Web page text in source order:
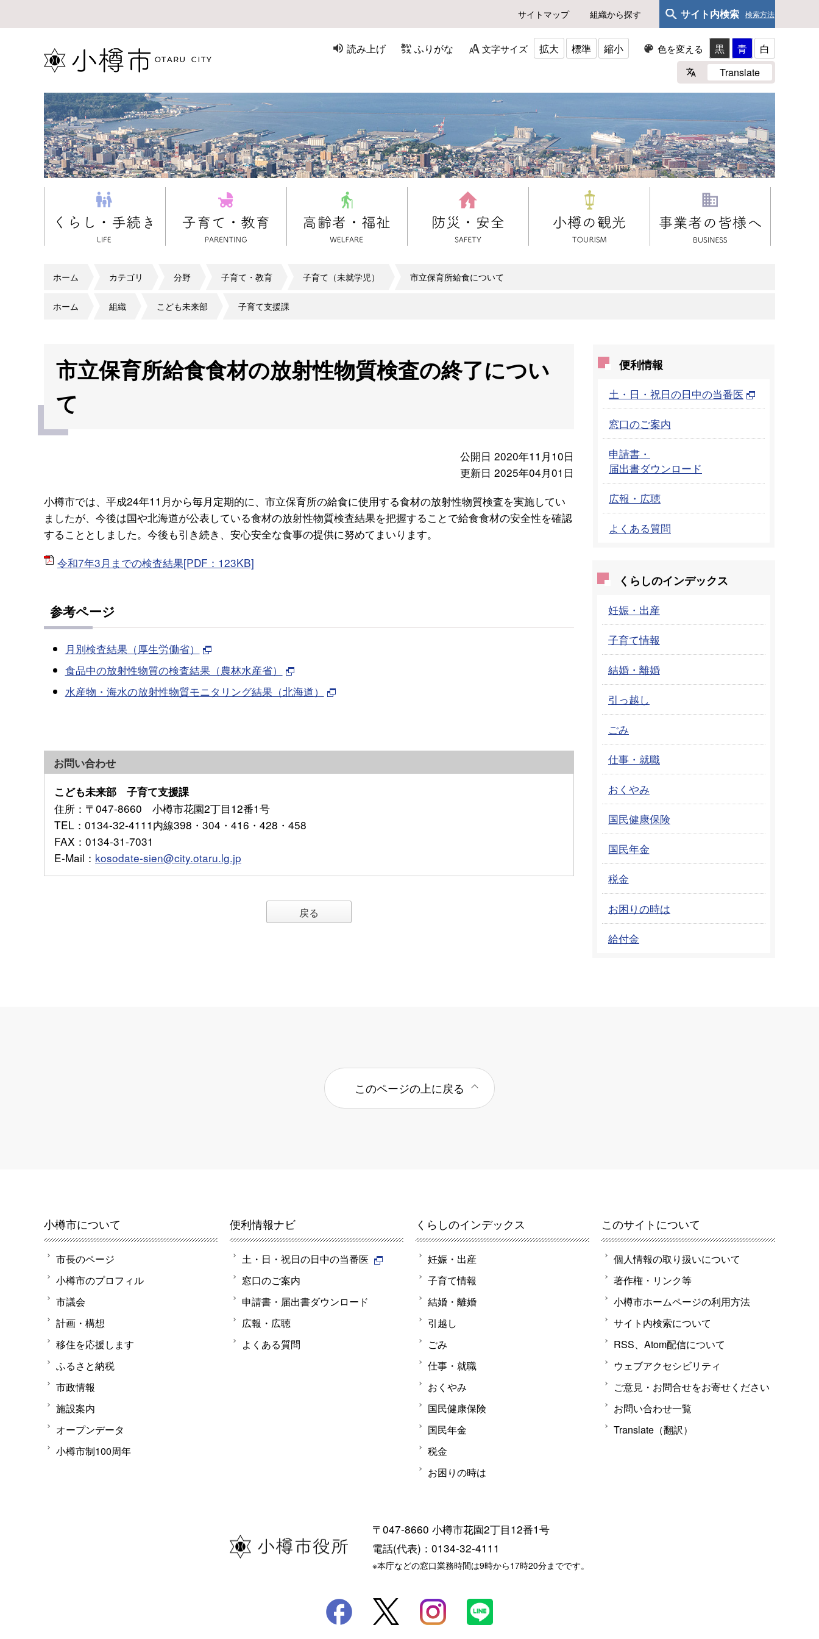
サイトマップ 組織から探す サイト内検索 検索方法
読み上げ ふりがな 文字サイズ 拡大 標準 縮小 色を変える 黒 青
白
Translate
ホーム カテゴリ 分野 子育て・教育 子育て（未就学児） 市立保育所給食について
ホーム 組織 こども未来部 子育て支援課
市立保育所給食食材の放射性物質検査の終了につい
て
公開日 2020年11月10日
更新日 2025年04月01日
小樽市では、平成24年11月から毎月定期的に、市立保育所の給食に使用する食材の放射性物質検査を実施してい
ましたが、今後は国や北海道が公表している食材の放射性物質検査結果を把握することで給食食材の安全性を確認
することとしました。今後も引き続き、安心安全な食事の提供に努めてまいります。
令和7年3月までの検査結果[PDF：123KB]
参考ページ
月別検査結果（厚生労働省）
食品中の放射性物質の検査結果（農林水産省）
水産物・海水の放射性物質モニタリング結果（北海道）
お問い合わせ
こども未来部 子育て支援課
住所 ：〒047-8660 小樽市花園2丁目12番1号
TEL ：0134-32-4111内線398・304・416・428・458
FAX ：0134-31-7031
E-Mail ： kosodate-sien@city.otaru.lg.jp
戻る
便利情報
土・日・祝日の日中の当番医
窓口のご案内
申請書・
届出書ダウンロード
広報・広聴
よくある質問
くらしのインデックス
妊娠・出産
子育て情報
結婚・離婚
引っ越し
ごみ
仕事・就職
おくやみ
国民健康保険
国民年金
税金
お困りの時は
給付金
このページの上に戻る
小樽市について
市長のページ
小樽市のプロフィル
市議会
計画・構想
移住を応援します
ふるさと納税
市政情報
施設案内
オープンデータ
小樽市制100周年
便利情報ナビ
土・日・祝日の日中の当番医
窓口のご案内
申請書・届出書ダウンロード
広報・広聴
よくある質問
くらしのインデックス
妊娠・出産
子育て情報
結婚・離婚
引越し
ごみ
仕事・就職
おくやみ
国民健康保険
国民年金
税金
お困りの時は
このサイトについて
個人情報の取り扱いについて
著作権・リンク等
小樽市ホームページの利用方法
サイト内検索について
RSS、Atom配信について
ウェブアクセシビリティ
ご意見・お問合せをお寄せください
お問い合わせ一覧
Translate（翻訳）
〒047-8660 小樽市花園2丁目12番1号
電話(代表)：0134-32-4111
※本庁などの窓口業務時間は9時から17時20分までです。